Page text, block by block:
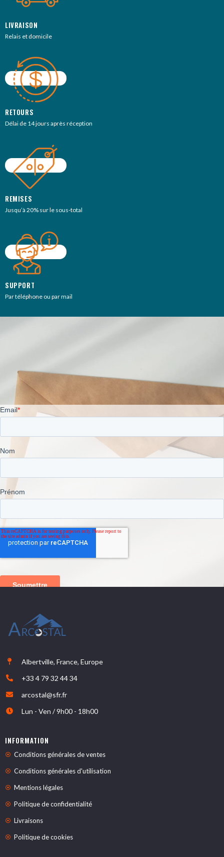
LIVRAISON
Relais et domicile
RETOURS
Délai de 14 jours après réception
REMISES
Jusqu’à 20% sur le sous-total
SUPPORT
Par téléphone ou par mail
Albertville, France, Europe
+33 4 79 32 44 34
arcostal@sfr.fr
Lun - Ven / 9h00 - 18h00
INFORMATION
Conditions générales de ventes
Conditions générales d'utilisation
Mentions légales
Politique de confidentialité
Livraisons
Politique de cookies